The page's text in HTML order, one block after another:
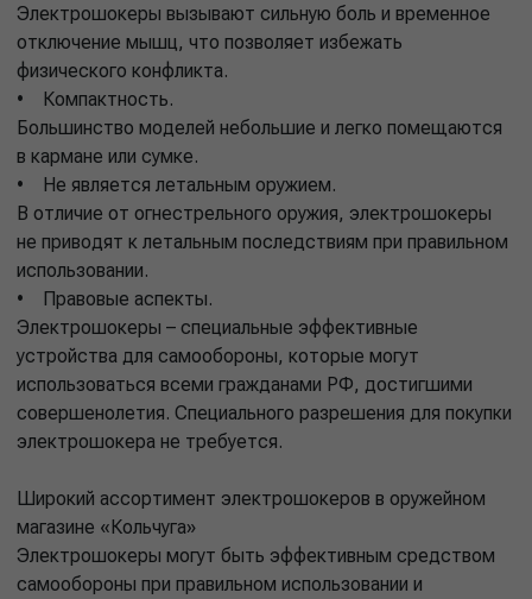
Электрошокеры вызывают сильную боль и временное
отключение мышц, что позволяет избежать
физического конфликта.
• Компактность.
Большинство моделей небольшие и легко помещаются
в кармане или сумке.
• Не является летальным оружием.
В отличие от огнестрельного оружия, электрошокеры
не приводят к летальным последствиям при правильном
использовании.
• Правовые аспекты.
Электрошокеры – специальные эффективные
устройства для самообороны, которые могут
использоваться всеми гражданами РФ, достигшими
совершенолетия. Специального разрешения для покупки
электрошокера не требуется.
Широкий ассортимент электрошокеров в оружейном
магазине «Кольчуга»
Электрошокеры могут быть эффективным средством
самообороны при правильном использовании и